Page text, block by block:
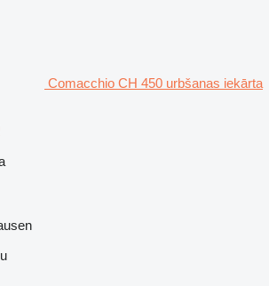
Comacchio CH 450 urbšanas iekārta